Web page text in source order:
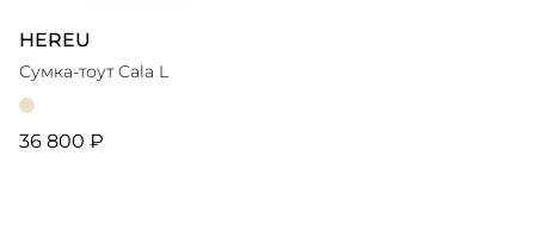
HEREU
Сумка-тоут Cala L
36 800 ₽